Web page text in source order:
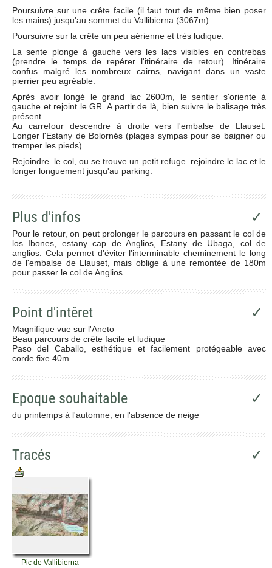
Poursuivre sur une crête facile (il faut tout de même bien poser
les mains) jusqu'au sommet du Vallibierna (3067m).
Poursuivre sur la crête un peu aérienne et très ludique.
La sente plonge à gauche vers les lacs visibles en contrebas
(prendre le temps de repérer l'itinéraire de retour). Itinéraire
confus malgré les nombreux cairns, navigant dans un vaste
pierrier peu agréable.
Après avoir longé le grand lac 2600m, le sentier s'oriente à
gauche et rejoint le GR. A partir de là, bien suivre le balisage très
présent.
Au carrefour descendre à droite vers l'embalse de Llauset.
Longer l'Estany de Bolornés (plages sympas pour se baigner ou
tremper les pieds)
Rejoindre le col, ou se trouve un petit refuge. rejoindre le lac et le
longer longuement jusqu'au parking.
Plus d'infos ✓
Pour le retour, on peut prolonger le parcours en passant le col de
los Ibones, estany cap de Anglios, Estany de Ubaga, col de
anglios. Cela permet d'éviter l'interminable cheminement le long
de l'embalse de Llauset, mais oblige à une remontée de 180m
pour passer le col de Anglios
Point d'intêret ✓
Magnifique vue sur l'Aneto
Beau parcours de crête facile et ludique
Paso del Caballo, esthétique et facilement protégeable avec
corde fixe 40m
Epoque souhaitable ✓
du printemps à l'automne, en l'absence de neige
Tracés ✓
Pic de Vallibierna